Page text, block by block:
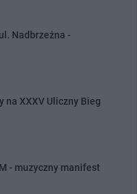
Nadbrzeżna -
na XXXV Uliczny Bieg
- muzyczny manifest